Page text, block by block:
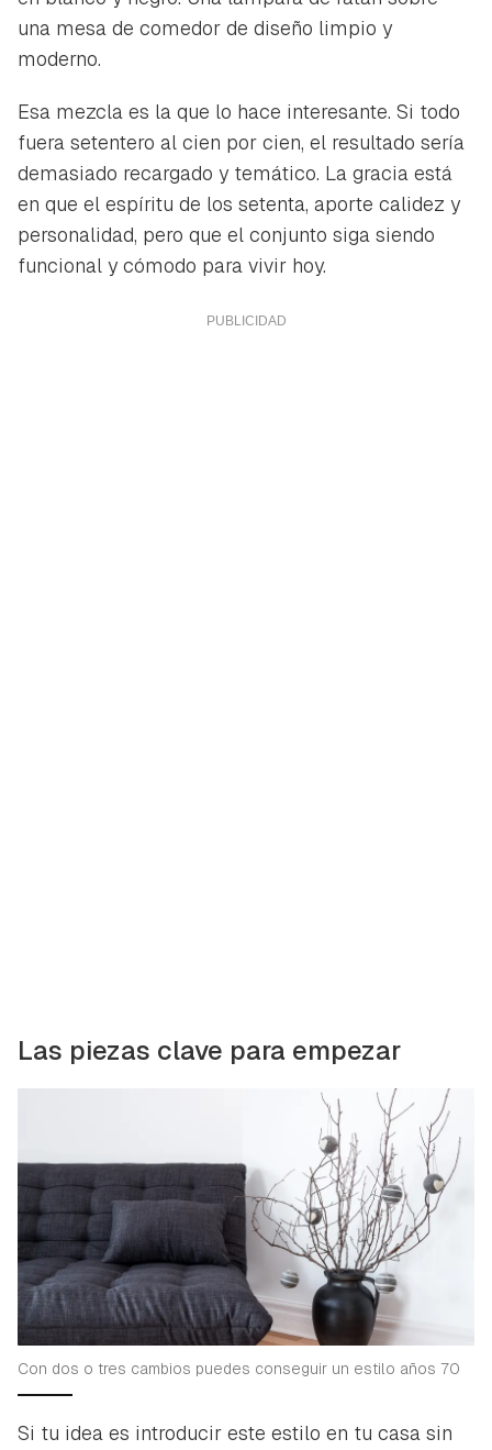
una mesa de comedor de diseño limpio y
moderno.
Esa mezcla es la que lo hace interesante. Si todo
fuera setentero al cien por cien, el resultado sería
demasiado recargado y temático. La gracia está
en que el espíritu de los setenta, aporte calidez y
personalidad, pero que el conjunto siga siendo
funcional y cómodo para vivir hoy.
Las piezas clave para empezar
Con dos o tres cambios puedes conseguir un estilo años 70
Si tu idea es introducir este estilo en tu casa sin